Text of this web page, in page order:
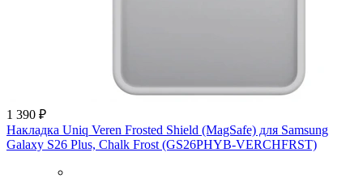
1 390 ₽
Накладка Uniq Veren Frosted Shield (MagSafe) для Samsung
Galaxy S26 Plus, Chalk Frost (GS26PHYB-VERCHFRST)